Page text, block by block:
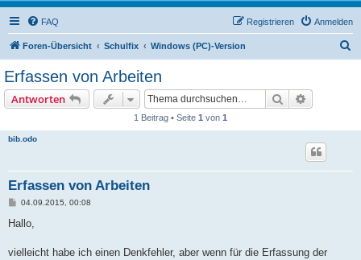
FAQ Anmelden
Registrieren
Foren-Übersicht Schulfix Windows (PC)-Version
Erfassen von Arbeiten
Antworten Suche
1 Beitrag • Seite 1 von 1
bib.odo
Erfassen von Arbeiten
B
i
a
04.09.2015, 00:08
Hallo,
vielleicht habe ich einen Denkfehler, aber wenn für die Erfassung der